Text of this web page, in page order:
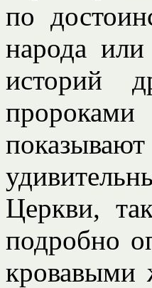
по
народа
историй
Церкви,
подробно
кровавыми